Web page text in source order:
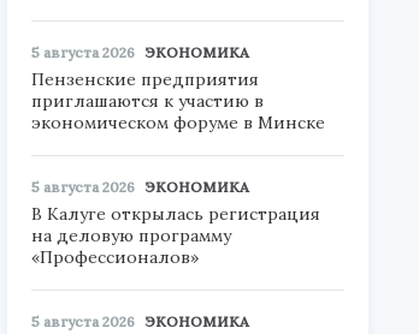
5 августа 2026 ЭКОНОМИКА
Пензенские предприятия
приглашаются к участию в
экономическом форуме в Минске
5 августа 2026 ЭКОНОМИКА
В Калуге открылась регистрация
на деловую программу
«Профессионалов»
5 августа 2026 ЭКОНОМИКА